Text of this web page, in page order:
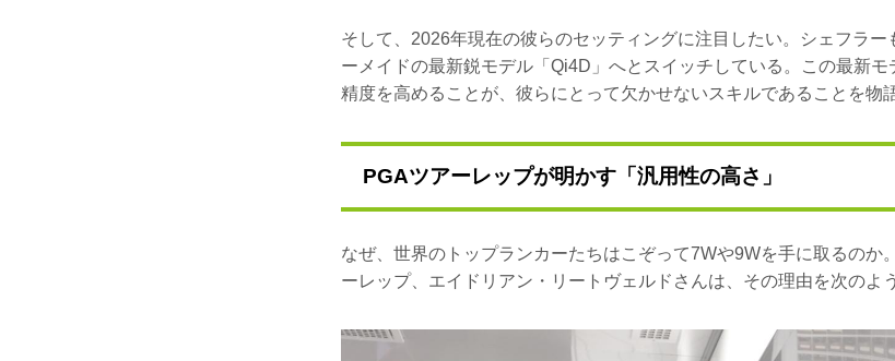
そして、2026年現在の彼らのセッティングに注目したい。シェフラー
ーメイドの最新鋭モデル「Qi4D」へとスイッチしている。この最新
精度を高めることが、彼らにとって欠かせないスキルであることを物
PGAツアーレップが明かす「汎用性の高さ」
なぜ、世界のトップランカーたちはこぞって7Wや9Wを手に取るのか
ーレップ、エイドリアン・リートヴェルドさんは、その理由を次のよ